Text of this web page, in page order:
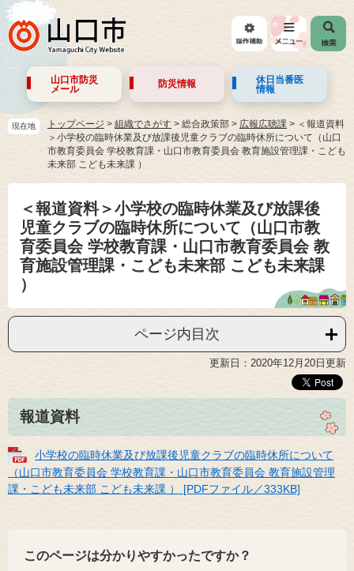
山口市防災
メール
防災情報
休日当番医
情報
現在地 トップページ > 組織でさがす > 総合政策部 > 広報広聴課 > ＜報道資料
＞小学校の臨時休業及び放課後児童クラブの臨時休所について（山口
市教育委員会 学校教育課・山口市教育委員会 教育施設管理課・こども
未来部 こども未来課 ）
＜報道資料＞小学校の臨時休業及び放課後
児童クラブの臨時休所について（山口市教
育委員会 学校教育課・山口市教育委員会 教
育施設管理課・こども未来部 こども未来課
）
ページ内目次
更新日：2020年12月20日更新
報道資料
小学校の臨時休業及び放課後児童クラブの臨時休所について
（山口市教育委員会 学校教育課・山口市教育委員会 教育施設管理
課・こども未来部 こども未来課 ） [PDFファイル／333KB]
このページは分かりやすかったですか？